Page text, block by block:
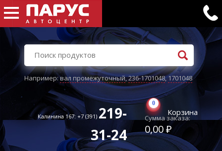
Например:вал промежуточный,236-1701048,1701048
Калинина 167: +7 (391) 219-
31-24
0
Корзина
Сумма заказа:
0,00 ₽